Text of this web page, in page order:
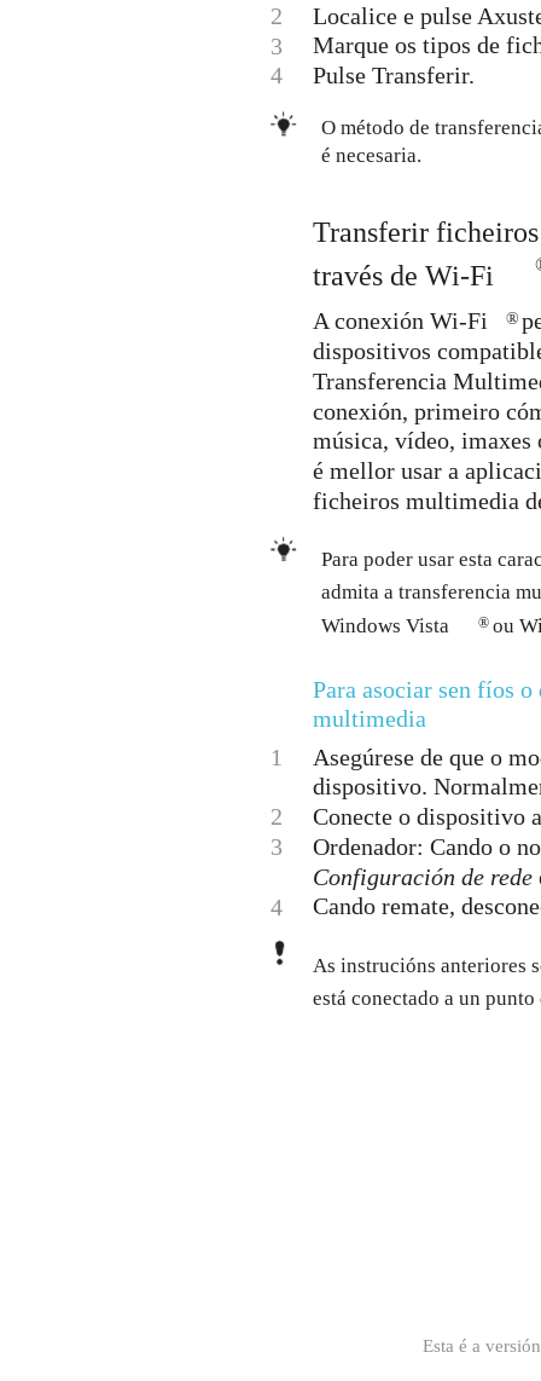
2
Localice e pulse
3
Marque os tipos de
4
Pulse Transferir.
O método de
é necesaria.
Transferir
través de Wi-Fi
A conexión Wi-Fi ®
dispositivos
Transferencia
conexión, primeiro
música, vídeo,
é mellor usar a
ficheiros multimedia
Para poder usar esta
admita a transferencia
Windows Vista
® ou
Para asociar sen fíos
multimedia
1
Asegúrese de que o
dispositivo.
2
Conecte o dispositivo
3
Ordenador: Cando o
Configuración de rede
4
Cando remate,
As instrucións anteriores
está conectado a un
Esta é a